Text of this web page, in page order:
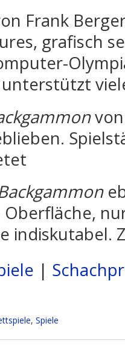
Frank
grafisch
von
indiskutabel.
|
, Spiele